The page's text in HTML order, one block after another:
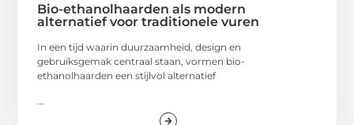
Bio-ethanolhaarden als modern
alternatief voor traditionele vuren
In een tijd waarin duurzaamheid, design en
gebruiksgemak centraal staan, vormen bio-
ethanolhaarden een stijlvol alternatief
...